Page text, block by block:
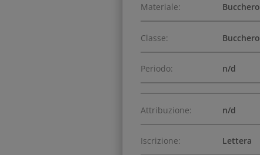
Materiale: Bucchero
Classe: Bucchero
Periodo: n/d
Attribuzione: n/d
Iscrizione: Lettera